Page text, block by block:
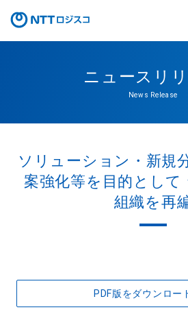
ニュースリ
News Release
ソリューション・新規
案強化等を目的として
組織を再
PDF版をダウンロー